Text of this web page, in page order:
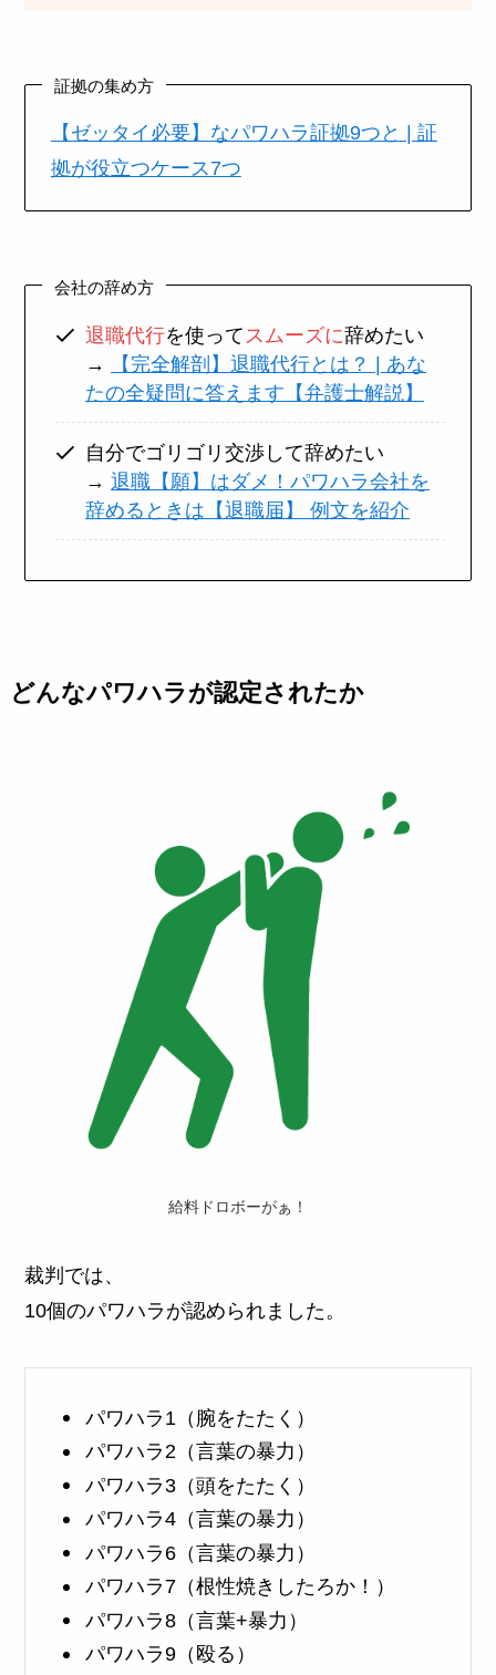
証拠の集め方
【ゼッタイ必要】なパワハラ証拠9つと | 証
拠が役立つケース7つ
会社の辞め方
退職代行を使って スムーズに辞めたい
→
【完全解剖】退職代行とは？ | あな
たの全疑問に答えます【弁護士解説】
自分でゴリゴリ交渉して辞めたい
→退職【願】はダメ！パワハラ会社を
辞めるときは【退職届】 例文を紹介
どんなパワハラが認定されたか
給料ドロボーがぁ！
裁判では、
10個のパワハラが認められました。
パワハラ1（腕をたたく）
パワハラ2（言葉の暴力）
パワハラ3（頭をたたく）
パワハラ4（言葉の暴力）
パワハラ6（言葉の暴力）
パワハラ7（根性焼きしたろか！）
パワハラ8（言葉+暴力）
パワハラ9（殴る）